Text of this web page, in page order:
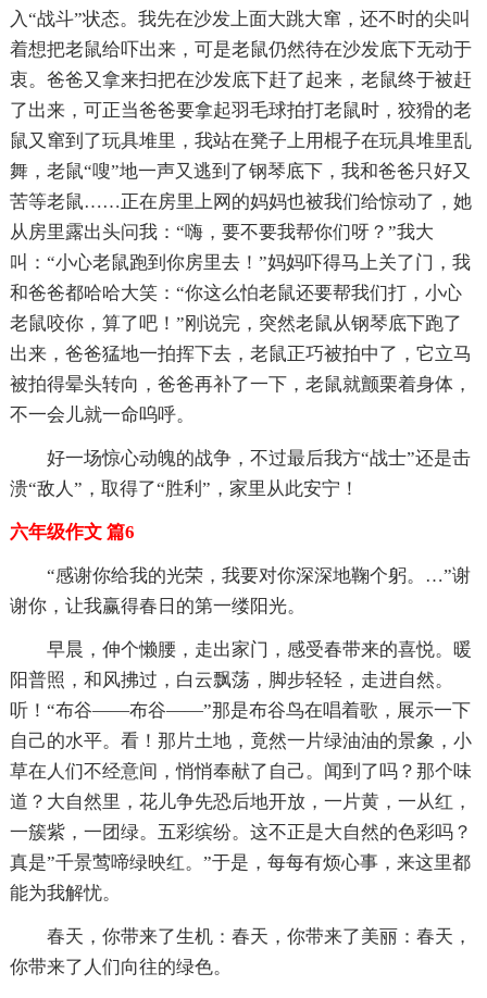
入“战斗”状态。我先在沙发上面大跳大窜，还不时的尖叫
着想把老鼠给吓出来，可是老鼠仍然待在沙发底下无动于
衷。爸爸又拿来扫把在沙发底下赶了起来，老鼠终于被赶
了出来，可正当爸爸要拿起羽毛球拍打老鼠时，狡猾的老
鼠又窜到了玩具堆里，我站在凳子上用棍子在玩具堆里乱
舞，老鼠“嗖”地一声又逃到了钢琴底下，我和爸爸只好又
苦等老鼠……正在房里上网的妈妈也被我们给惊动了，她
从房里露出头问我：“嗨，要不要我帮你们呀？”我大
叫：“小心老鼠跑到你房里去！”妈妈吓得马上关了门，我
和爸爸都哈哈大笑：“你这么怕老鼠还要帮我们打，小心
老鼠咬你，算了吧！”刚说完，突然老鼠从钢琴底下跑了
出来，爸爸猛地一拍挥下去，老鼠正巧被拍中了，它立马
被拍得晕头转向，爸爸再补了一下，老鼠就颤栗着身体，
不一会儿就一命呜呼。
好一场惊心动魄的战争，不过最后我方“战士”还是击
溃“敌人”，取得了“胜利”，家里从此安宁！
六年级作文 篇6
“感谢你给我的光荣，我要对你深深地鞠个躬。…”谢
谢你，让我赢得春日的第一缕阳光。
早晨，伸个懒腰，走出家门，感受春带来的喜悦。暖
阳普照，和风拂过，白云飘荡，脚步轻轻，走进自然。
听！“布谷——布谷——”那是布谷鸟在唱着歌，展示一下
自己的水平。看！那片土地，竟然一片绿油油的景象，小
草在人们不经意间，悄悄奉献了自己。闻到了吗？那个味
道？大自然里，花儿争先恐后地开放，一片黄，一从红，
一簇紫，一团绿。五彩缤纷。这不正是大自然的色彩吗？
真是”千景莺啼绿映红。”于是，每每有烦心事，来这里都
能为我解忧。
春天，你带来了生机：春天，你带来了美丽：春天，
你带来了人们向往的绿色。